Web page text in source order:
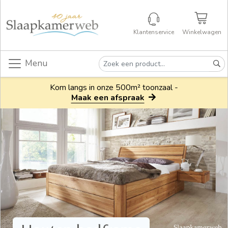
Klantenservice Winkelwagen
Menu
Kom langs in onze 500m² toonzaal -
Maak een afspraak